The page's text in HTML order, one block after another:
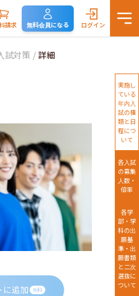
請求 無料会員になる ログイン
試対策 / 詳細
に追加 無料
実施し
ている
年内入
試の種
類と日
程につ
いて
各入試
の募集
人数・
倍率
各学
部・学
科の出
願基
準・出
願書類
と二次
選抜に
ついて